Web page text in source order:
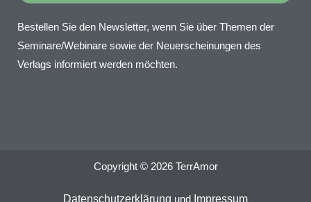
Bestellen Sie den Newsletter, wenn Sie über Themen der
Seminare/Webinare sowie der Neuerscheinungen des
Verlags informiert werden möchten.
Copyright © 2026 TerrAmor
Datenschutzerklärung und Impressum